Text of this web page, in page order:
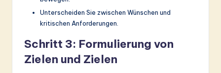
Unterscheiden Sie zwischen Wünschen und
kritischen Anforderungen.
Schritt 3: Formulierung von
Zielen und Zielen